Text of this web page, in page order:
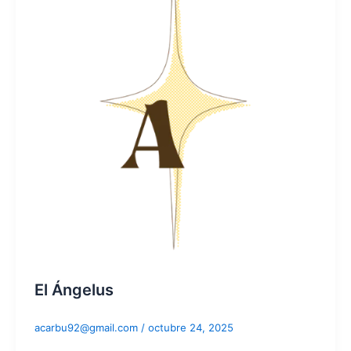
El Ángelus
acarbu92@gmail.com / octubre 24, 2025